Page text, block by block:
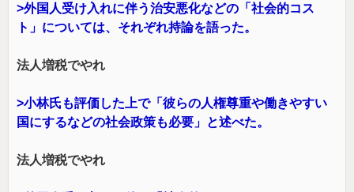
>外国人受け入れに伴う治安悪化などの「社会的コス
ト」については、それぞれ持論を語った。
法人増税でやれ
>小林氏も評価した上で「彼らの人権尊重や働きやすい
国にするなどの社会政策も必要」と述べた。
法人増税でやれ